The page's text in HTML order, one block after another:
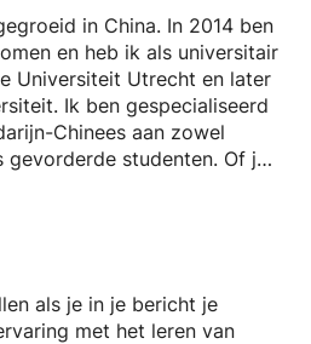
in China. In 2014 ben
en heb ik als universitair
Universiteit Utrecht en later
Ik ben gespecialiseerd
Chinees aan zowel
gevorderde studenten. Of je
carrière, de
zul je je doel bereiken.
en leuk. Stap
Mandarijn kunnen spreken!
als je in je bericht je
met het leren van